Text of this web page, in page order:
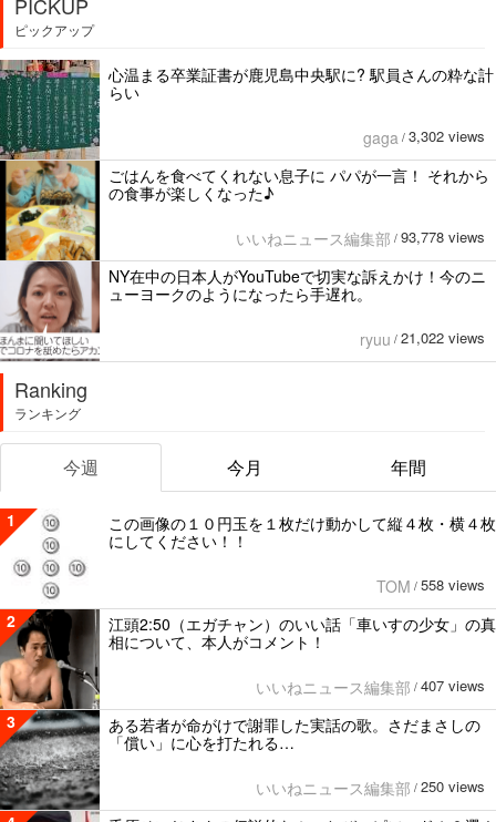
ピックアップ
心温まる卒業証書が鹿児島中央駅に? 駅員さんの粋な計
らい
gaga / 3,302 views
ごはんを食べてくれない息子に パパが一言！ それから
の食事が楽しくなった♪
いいねニュース編集部 / 93,778 views
NY在中の日本人がYouTubeで切実な訴えかけ！今のニ
ューヨークのようになったら手遅れ。
ryuu / 21,022 views
Ranking
ランキング
今週 今月 年間
1
この画像の１０円玉を１枚だけ動かして縦４枚・横４枚
にしてください！！
TOM / 558 views
2
江頭2:50（エガチャン）のいい話「車いすの少女」の真
相について、本人がコメント！
いいねニュース編集部 / 407 views
3
ある若者が命がけで謝罪した実話の歌。さだまさしの
「償い」に心を打たれる…
いいねニュース編集部 / 250 views